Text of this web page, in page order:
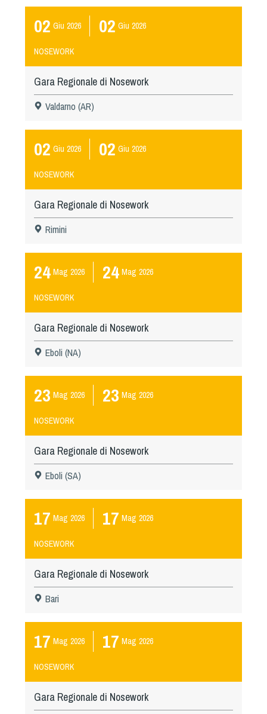
02 Giu 2026 02 Giu 2026
NOSEWORK
Gara Regionale di Nosework
Valdarno (AR)
02 Giu 2026 02 Giu 2026
NOSEWORK
Gara Regionale di Nosework
Rimini
24 Mag 2026 24 Mag 2026
NOSEWORK
Gara Regionale di Nosework
Eboli (NA)
23 Mag 2026 23 Mag 2026
NOSEWORK
Gara Regionale di Nosework
Eboli (SA)
17 Mag 2026 17 Mag 2026
NOSEWORK
Gara Regionale di Nosework
Bari
17 Mag 2026 17 Mag 2026
NOSEWORK
Gara Regionale di Nosework